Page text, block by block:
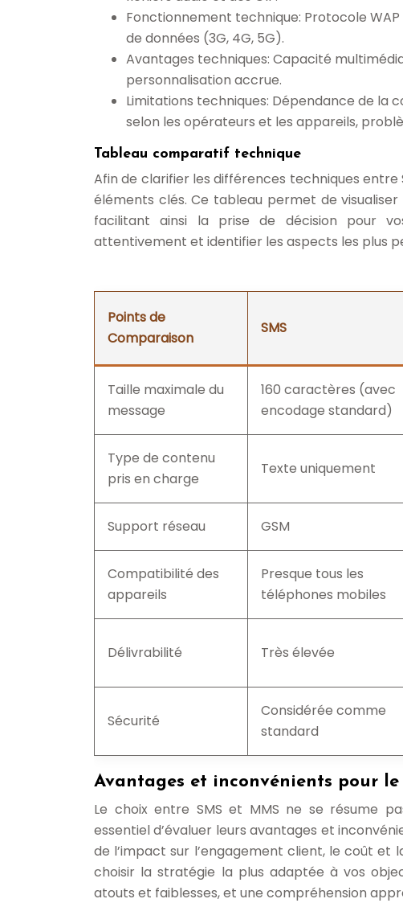
Fonctionnement technique: Protocole
de données (3G, 4G, 5G).
Avantages techniques: Capacité
personnalisation accrue.
Limitations techniques: Dépendance de la
selon les opérateurs et les appareils,
Tableau comparatif technique
Afin de clarifier les différences techniques
éléments clés. Ce tableau permet de
facilitant ainsi la prise de décision pour
attentivement et identifier les aspects les plus
Points de
Comparaison
SMS
Taille maximale du
message
160 caractères (avec
encodage standard)
Type de contenu
pris en charge
Texte uniquement
Support réseau GSM
Compatibilité des
appareils
Presque tous les
téléphones mobiles
Délivrabilité Très élevée
Sécurité
Considérée comme
standard
Avantages et inconvénients pour
Le choix entre SMS et MMS ne se résume
essentiel d’évaluer leurs avantages et
de l’impact sur l’engagement client, le coût
choisir la stratégie la plus adaptée à vos
atouts et faiblesses, et une compréhension